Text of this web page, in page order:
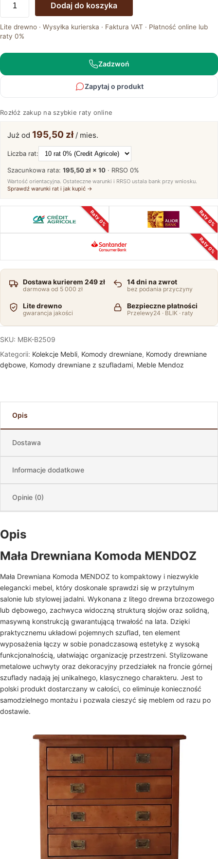
Mała
Drewniana
Komoda
MENDOZ
Dodaj do koszyka
Lite drewno · Wysyłka kurierska · Faktura VAT · Płatność online lub
raty 0%
Zadzwoń
Zapytaj o produkt
Rozłóż zakup na szybkie raty online
Już od 195,50 zł/ mies.
Liczba rat:
Szacunkowa rata: 195,50 zł × 10 · RRSO 0%
Wartość orientacyjna. Ostateczne warunki i RRSO ustala bank przy wniosku.
Sprawdź warunki rat i jak kupić →
Raty 0%
Raty 0%
Raty 0%
Dostawa kurierem 249 zł
darmowa od 5 000 zł
14 dni na zwrot
bez podania przyczyny
Lite drewno
gwarancja jakości
Bezpieczne płatności
Przelewy24 · BLIK · raty
SKU: MBK-B2509
Kategorii: Kolekcje Mebli, Komody drewniane, Komody drewniane
dębowe, Komody drewniane z szufladami, Meble Mendoz
Opis
Dostawa
Informacje dodatkowe
Opinie (0)
Opis
Mała Drewniana Komoda MENDOZ
Mała Drewniana Komoda MENDOZ to kompaktowy i niezwykle
elegancki mebel, który doskonale sprawdzi się w przytulnym
salonie lub stylowej jadalni. Wykonana z litego drewna brzozowego
lub dębowego, zachwyca widoczną strukturą słojów oraz solidną,
masywną konstrukcją gwarantującą trwałość na lata. Dzięki
praktycznemu układowi pojemnych szuflad, ten element
wyposażenia łączy w sobie ponadczasową estetykę z wysoką
funkcjonalnością, ułatwiając organizację przestrzeni. Stylizowane
metalowe uchwyty oraz dekoracyjny przedziałek na froncie górnej
szuflady nadają jej unikalnego, klasycznego charakteru. Jest to
polski produkt dostarczany w całości, co eliminuje konieczność
samodzielnego montażu i pozwala cieszyć się meblem od razu po
dostawie.